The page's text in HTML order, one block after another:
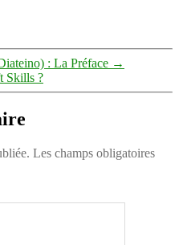
: La Préface →
Skills ?
Les champs obligatoires